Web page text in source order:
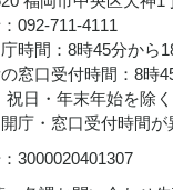
092-711-4111
時間：8時45分から
窓口受付時間：8時
祝日・年末年始を除
庁・窓口受付時間が
3000020401307